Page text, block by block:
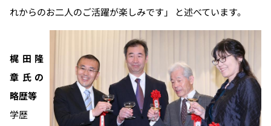
れからのお二人のご活躍が楽しみです」 と述べています。
梶田隆
章氏の
略歴等
学歴